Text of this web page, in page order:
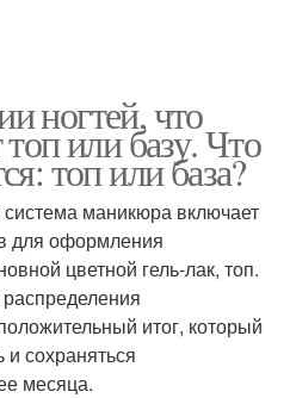
ногтей, что
или базу. Что
топ или база?
маникюра включает
для оформления
цветной гель-лак, топ.
итог, который
и сохраняться
месяца.